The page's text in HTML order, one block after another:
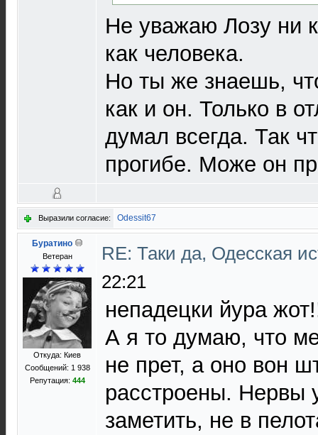
Не уважаю Лозу ни
как человека.
Но ты же знаешь,
как и он. Только в
думал всегда. Так
прогибе. Може он
Выразили согласие: Odessit67
Буратино
Ветеран
Откуда: Киев
Сообщений: 1 938
Репутация: 444
RE: Таки да, Одесская
22:21
непадецки йура
А я то думаю, что
не прет, а оно вон
расстроены. Нервы
заметить, не в